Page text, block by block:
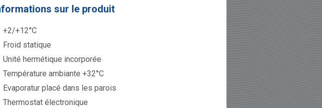
sur le produit
+2/+12°C
Froid statique
Unité hermétique incorporée
Température ambiante +32°C
Evaporatur placé dans les parois
Thermostat électronique